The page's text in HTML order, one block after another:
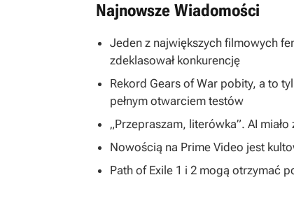
Najnowsze Wiadomości
Jeden z największych filmowych
zdeklasował konkurencję
Rekord Gears of War pobity, a to
pełnym otwarciem testów
„Przepraszam, literówka”. AI
Nowością na Prime Video jest
Path of Exile 1 i 2 mogą otrzymać